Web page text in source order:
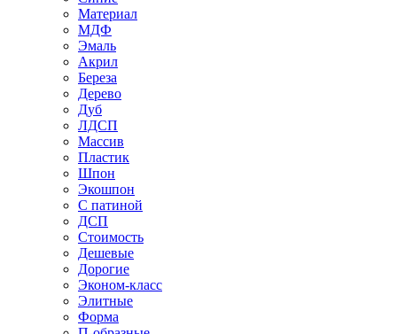
Материал
МДФ
Эмаль
Акрил
Береза
Дерево
Дуб
ЛДСП
Массив
Пластик
Шпон
Экошпон
С патиной
ДСП
Стоимость
Дешевые
Дорогие
Эконом-класс
Элитные
Форма